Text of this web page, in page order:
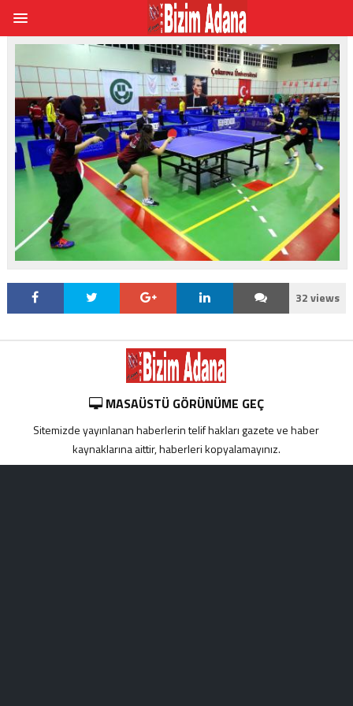
32 views
MASAÜSTÜ GÖRÜNÜME GEÇ
Sitemizde yayınlanan haberlerin telif hakları gazete ve haber
kaynaklarına aittir, haberleri kopyalamayınız.